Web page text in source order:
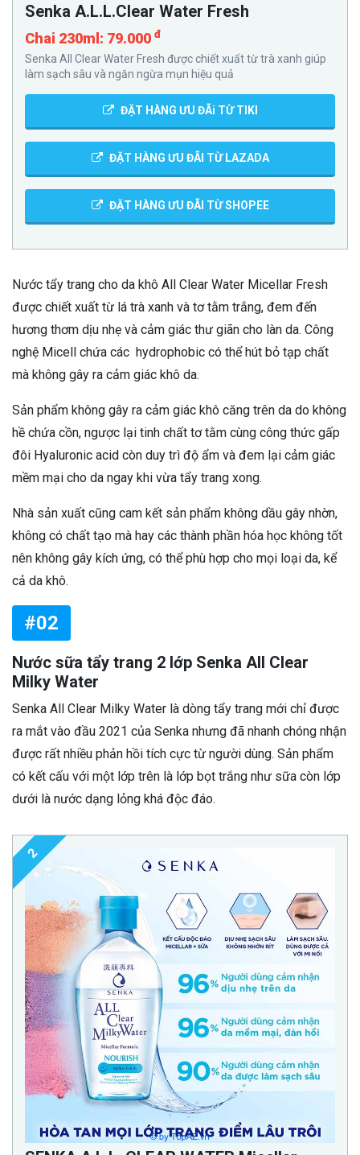
Senka A.L.L.Clear Water Fresh
Chai 230ml: 79.000 đ
Senka All Clear Water Fresh được chiết xuất từ trà xanh giúp
làm sạch sâu và ngăn ngừa mụn hiệu quả
ĐẶT HÀNG ƯU ĐÃi TỪ TIKI
ĐẶT HÀNG ƯU ĐÃI TỪ LAZADA
ĐẶT HÀNG ƯU ĐÃI TỪ SHOPEE
Nước tẩy trang cho da khô All Clear Water Micellar Fresh
được chiết xuất từ lá trà xanh và tơ tằm trắng, đem đến
hương thơm dịu nhẹ và cảm giác thư giãn cho làn da. Công
nghệ Micell chứa các hydrophobic có thể hút bỏ tạp chất
mà không gây ra cảm giác khô da.
Sản phẩm không gây ra cảm giác khô căng trên da do không
hề chứa cồn, ngược lại tinh chất tơ tằm cùng công thức gấp
đôi Hyaluronic acid còn duy trì độ ẩm và đem lại cảm giác
mềm mại cho da ngay khi vừa tẩy trang xong.
Nhà sản xuất cũng cam kết sản phẩm không dầu gây nhờn,
không có chất tạo mà hay các thành phần hóa học không tốt
nên không gây kích ứng, có thể phù hợp cho mọi loại da, kể
cả da khô.
#02
Nước sữa tẩy trang 2 lớp Senka All Clear
Milky Water
Senka All Clear Milky Water là dòng tẩy trang mới chỉ được
ra mắt vào đầu 2021 của Senka nhưng đã nhanh chóng nhận
được rất nhiều phản hồi tích cực từ người dùng. Sản phẩm
có kết cấu với một lớp trên là lớp bọt trắng như sữa còn lớp
dưới là nước dạng lỏng khá độc đáo.
2